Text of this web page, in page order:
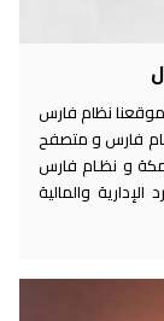
نظام فارس
فارس و متصفح
و نظـام فارس
والمالية